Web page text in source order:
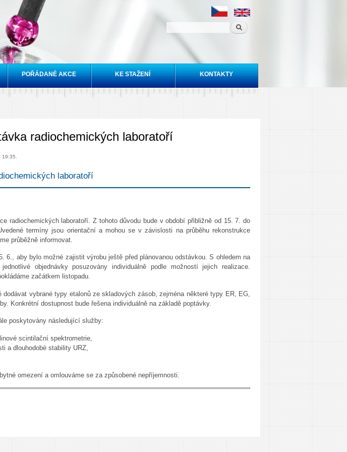
POŘÁDANÉ AKCE KE STAŽENÍ KONTAKTY
radiochemických laboratoří
laboratoří
radiochemických laboratoří. Z tohoto důvodu bude v období přibližně od 15. 7. do
termíny jsou orientační a mohou se v závislosti na průběhu rekonstrukce
průběžně informovat.
6., aby bylo možné zajistit výrobu ještě před plánovanou odstávkou. S ohledem na
objednávky posuzovány individuálně podle možností jejich realizace.
začátkem listopadu.
dodávat vybrané typy etalonů ze skladových zásob, zejména některé typy ER, EG,
Konkrétní dostupnost bude řešena individuálně na základě poptávky.
poskytovány následující služby:
scintilační spektrometrie,
a dlouhodobé stability URZ,
omezení a omlouváme se za způsobené nepříjemnosti.